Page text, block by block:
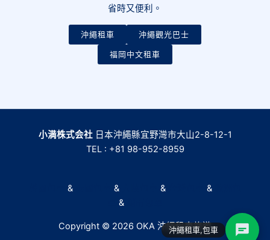
省時又便利。
沖繩租車 沖繩觀光巴士
福岡中文租車
小満株式会社日本沖繩縣宜野灣市大山2-8-12-1
TEL : +81 98-952-8959
& & & &
&
Copyright © 2026 OKA 沖繩租車旅遊
沖繩租車,包車